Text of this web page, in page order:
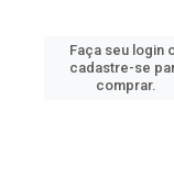
Faça seu login
cadastre-se
comprar.